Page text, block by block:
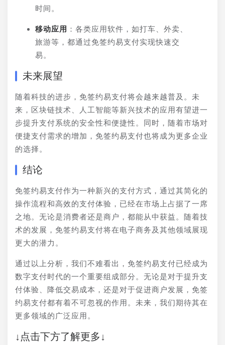
时间。
移动应用 ：各类应用软件，如打车、外卖、
旅游等，都通过免签约易支付实现快速交
易。
未来展望
随着科技的进步，免签约易支付将会越来越普及。未
来，区块链技术、人工智能等新兴技术的应用有望进一
步提升支付系统的安全性和便捷性。同时，随着市场对
便捷支付需求的增加，免签约易支付也将成为更多企业
的选择。
结论
免签约易支付作为一种新兴的支付方式，通过其简化的
操作流程和高效的支付体验，已经在市场上占据了一席
之地。无论是消费者还是商户，都能从中获益。随着技
术的发展，免签约易支付将在电子商务及其他领域展现
更大的潜力。
通过以上分析，我们不难看出，免签约易支付已经成为
数字支付时代的一个重要组成部分。无论是对于提升支
付体验、降低交易成本，还是对于促进商户发展，免签
约易支付都有着不可忽视的作用。未来，我们期待其在
更多领域的广泛应用。
↓点击下方了解更多↓